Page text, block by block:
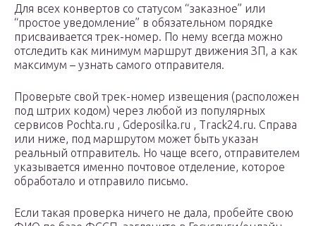
Для всех конвертов со статусом “заказное” или
“простое уведомление” в обязательном порядке
присваивается трек-номер. По нему всегда можно
отследить как минимум маршрут движения ЗП, а как
максимум – узнать самого отправителя.
Проверьте свой трек-номер извещения (расположен
под штрих кодом) через любой из популярных
сервисов Pochta.ru , Gdeposilka.ru , Track24.ru. Справа
или ниже, под маршрутом может быть указан
реальный отправитель. Но чаще всего, отправителем
указывается именно почтовое отделение, которое
обработало и отправило письмо.
Если такая проверка ничего не дала, пробейте свою